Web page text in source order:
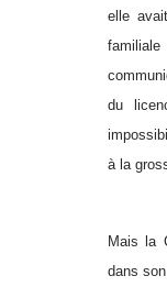
elle
du
à la
Mais la
dans